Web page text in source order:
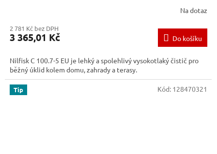
Na dotaz
2 781 Kč bez DPH
3 365,01 Kč Do košíku
Nilfisk C 100.7-5 EU je lehký a spolehlivý vysokotlaký čistič pro
běžný úklid kolem domu, zahrady a terasy.
Tip Kód: 128470321